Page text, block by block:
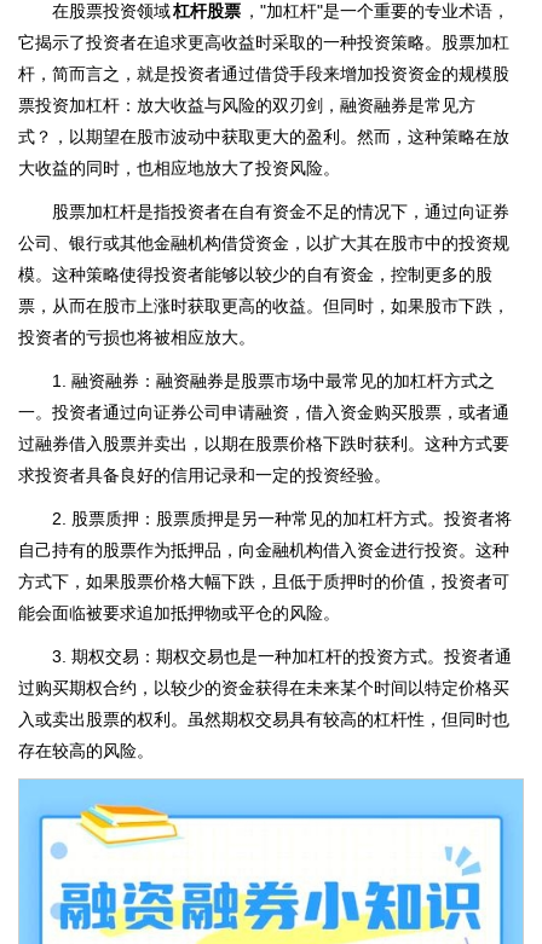
在股票投资领域杠杆股票 ，"加杠杆"是一个重要的专业术语，
它揭示了投资者在追求更高收益时采取的一种投资策略。股票加杠
杆，简而言之，就是投资者通过借贷手段来增加投资资金的规模股
票投资加杠杆：放大收益与风险的双刃剑，融资融券是常见方
式？，以期望在股市波动中获取更大的盈利。然而，这种策略在放
大收益的同时，也相应地放大了投资风险。
股票加杠杆是指投资者在自有资金不足的情况下，通过向证券
公司、银行或其他金融机构借贷资金，以扩大其在股市中的投资规
模。这种策略使得投资者能够以较少的自有资金，控制更多的股
票，从而在股市上涨时获取更高的收益。但同时，如果股市下跌，
投资者的亏损也将被相应放大。
1. 融资融券：融资融券是股票市场中最常见的加杠杆方式之
一。投资者通过向证券公司申请融资，借入资金购买股票，或者通
过融券借入股票并卖出，以期在股票价格下跌时获利。这种方式要
求投资者具备良好的信用记录和一定的投资经验。
2. 股票质押：股票质押是另一种常见的加杠杆方式。投资者将
自己持有的股票作为抵押品，向金融机构借入资金进行投资。这种
方式下，如果股票价格大幅下跌，且低于质押时的价值，投资者可
能会面临被要求追加抵押物或平仓的风险。
3. 期权交易：期权交易也是一种加杠杆的投资方式。投资者通
过购买期权合约，以较少的资金获得在未来某个时间以特定价格买
入或卖出股票的权利。虽然期权交易具有较高的杠杆性，但同时也
存在较高的风险。